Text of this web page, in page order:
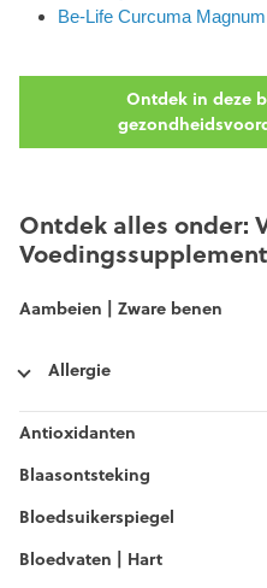
Be-Life Curcuma
Ontdek in deze
Ontdek alles onder:
Aambeien | Zware benen
Allergie
Antioxidanten
Blaasontsteking
Bloedsuikerspiegel
Bloedvaten | Hart